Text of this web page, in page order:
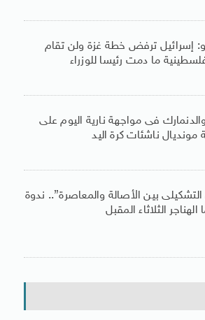
إسرائيل ترفض خطة غزة ولن تقام
ما دمت رئيسا للوزراء
فى مواجهة نارية اليوم على
مونديال ناشئات كرة اليد
التشكيلى بين الأصالة والمعاصرة”.. ندوة
الهناجر الثلاثاء المقبل